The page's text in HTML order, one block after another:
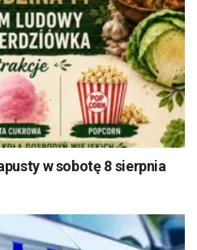
w sobotę 8 sierpnia